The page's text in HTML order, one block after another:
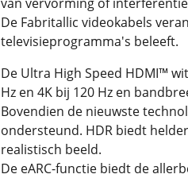
De Fabritallic videokabels
televisieprogramma's beleeft.
De Ultra High Speed HDMI™
Hz en 4K bij 120 Hz en
Bovendien de nieuwste
ondersteund. HDR biedt
realistisch beeld.
De eARC-functie biedt de